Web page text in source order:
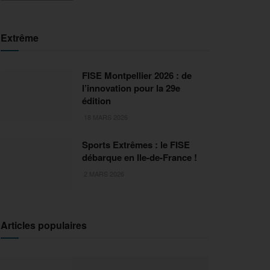
Extrême
FISE Montpellier 2026 : de
l’innovation pour la 29e
édition
Sports Extrêmes : le FISE
débarque en Ile-de-France !
Articles populaires